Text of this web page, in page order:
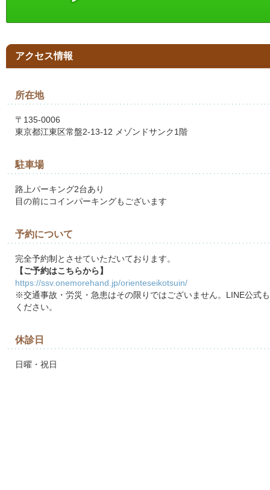
アクセス情報
所在地
〒135-0006
東京都江東区常盤2-13-12 メゾンドサンク1階
駐車場
路上パーキング2台あり
目の前にコインパーキングもございます
予約について
完全予約制とさせていただいております。
【ご予約はこちらから】
https://ssv.onemorehand.jp/orienteseikotsuin/
※交通事故・労災・急患はその限りではございません。LINE公式
ください。
休診日
日曜・祝日